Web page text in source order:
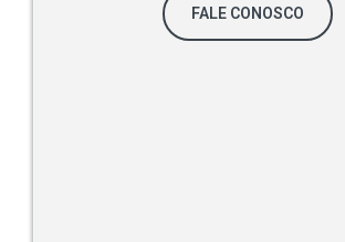
FALE CONOSCO